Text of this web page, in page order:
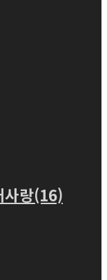
사랑(16)